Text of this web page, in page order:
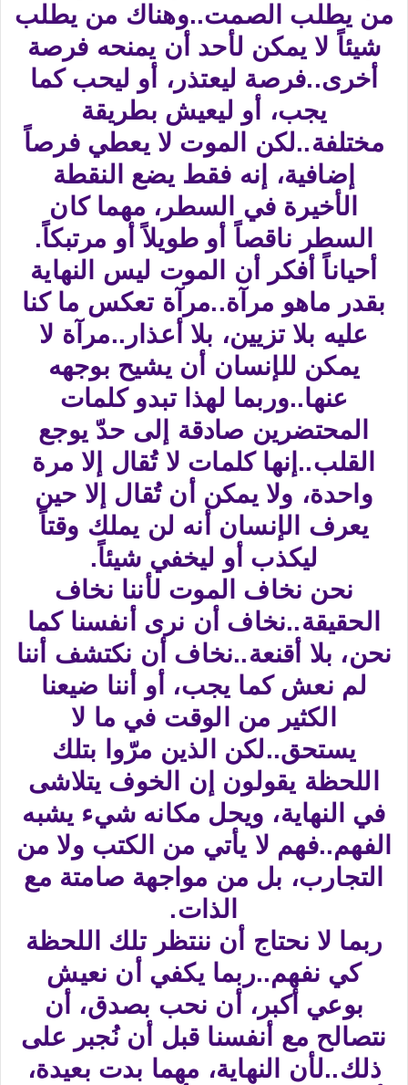
من يطلب الصمت..وهناك من يطلب
شيئاً لا يمكن لأحد أن يمنحه فرصة
أخرى..فرصة ليعتذر، أو ليحب كما
يجب، أو ليعيش بطريقة
مختلفة..لكن الموت لا يعطي فرصاً
إضافية، إنه فقط يضع النقطة
الأخيرة في السطر، مهما كان
السطر ناقصاً أو طويلاً أو مرتبكاً.
أحياناً أفكر أن الموت ليس النهاية
بقدر ماهو مرآة..مرآة تعكس ما كنا
عليه بلا تزيين، بلا أعذار..مرآة لا
يمكن للإنسان أن يشيح بوجهه
عنها..وربما لهذا تبدو كلمات
المحتضرين صادقة إلى حدّ يوجع
القلب..إنها كلمات لا تُقال إلا مرة
واحدة، ولا يمكن أن تُقال إلا حين
يعرف الإنسان أنه لن يملك وقتاً
ليكذب أو ليخفي شيئاً.
نحن نخاف الموت لأننا نخاف
الحقيقة..نخاف أن نرى أنفسنا كما
نحن، بلا أقنعة..نخاف أن نكتشف أننا
لم نعش كما يجب، أو أننا ضيعنا
الكثير من الوقت في ما لا
يستحق..لكن الذين مرّوا بتلك
اللحظة يقولون إن الخوف يتلاشى
في النهاية، ويحل مكانه شيء يشبه
الفهم..فهم لا يأتي من الكتب ولا من
التجارب، بل من مواجهة صامتة مع
الذات.
ربما لا نحتاج أن ننتظر تلك اللحظة
كي نفهم..ربما يكفي أن نعيش
بوعي أكبر، أن نحب بصدق، أن
نتصالح مع أنفسنا قبل أن نُجبر على
ذلك..لأن النهاية، مهما بدت بعيدة،